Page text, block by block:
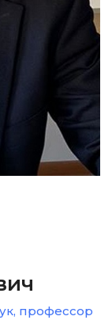
профессор